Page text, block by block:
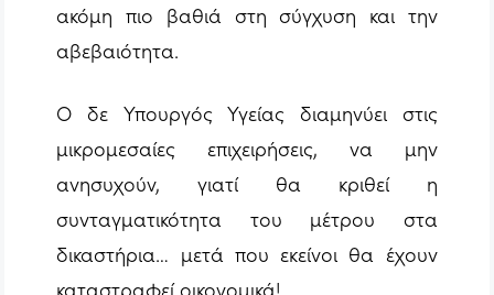
ακόμη πιο βαθιά στη σύγχυση και την
αβεβαιότητα.
Ο δε Υπουργός Υγείας διαμηνύει στις
μικρομεσαίες επιχειρήσεις, να μην
ανησυχούν, γιατί θα κριθεί η
συνταγματικότητα του μέτρου στα
δικαστήρια… μετά που εκείνοι θα έχουν
καταστραφεί οικονομικά!